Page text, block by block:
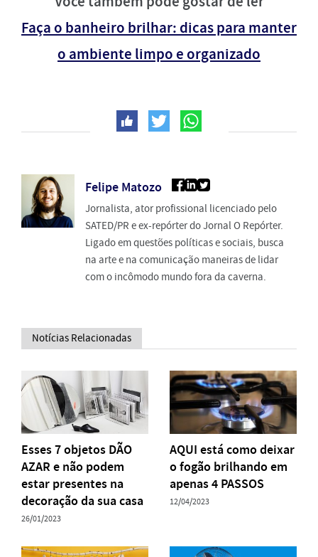
Faça o banheiro brilhar: dicas para manter
o ambiente limpo e organizado
Felipe Matozo
Jornalista, ator profissional licenciado pelo
SATED/PR e ex-repórter do Jornal O Repórter.
Ligado em questões políticas e sociais, busca
na arte e na comunicação maneiras de lidar
com o incômodo mundo fora da caverna.
Notícias Relacionadas
Esses 7 objetos DÃO
AZAR e não podem
estar presentes na
decoração da sua casa
26/01/2023
AQUI está como deixar
o fogão brilhando em
apenas 4 PASSOS
12/04/2023